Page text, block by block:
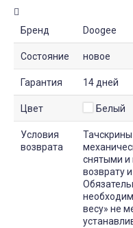
Бренд Doogee
Состояние новое
Гарантия 14 дней
Цвет Белый
Условия
возврата
снятыми и
возврату
весу» не